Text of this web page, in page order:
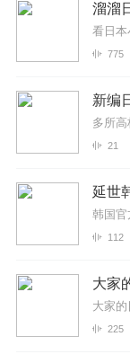
溜溜
看日本
775
新编
多所
21
延世
韩国官
112
大家
大家
225